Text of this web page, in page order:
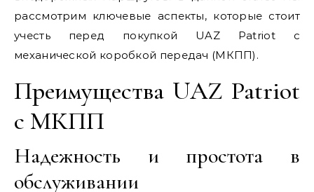
рассмотрим ключевые аспекты, которые стоит
учесть перед покупкой UAZ Patriot с
механической коробкой передач (МКПП).
Преимущества UAZ Patriot
с МКПП
Надежность и простота в
обслуживании